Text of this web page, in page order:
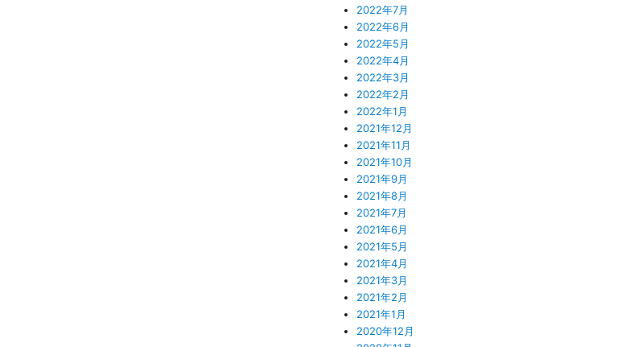
2022年7月
2022年6月
2022年5月
2022年4月
2022年3月
2022年2月
2022年1月
2021年12月
2021年11月
2021年10月
2021年9月
2021年8月
2021年7月
2021年6月
2021年5月
2021年4月
2021年3月
2021年2月
2021年1月
2020年12月